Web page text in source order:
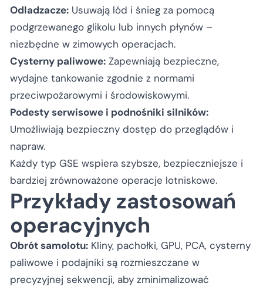
Odladzacze: Usuwają lód i śnieg za pomocą
podgrzewanego glikolu lub innych płynów –
niezbędne w zimowych operacjach.
Cysterny paliwowe: Zapewniają bezpieczne,
wydajne tankowanie zgodnie z normami
przeciwpożarowymi i środowiskowymi.
Podesty serwisowe i podnośniki silników:
Umożliwiają bezpieczny dostęp do przeglądów i
napraw.
Każdy typ GSE wspiera szybsze, bezpieczniejsze i
bardziej zrównoważone operacje lotniskowe.
Przykłady zastosowań
operacyjnych
Obrót samolotu: Kliny, pachołki, GPU, PCA, cysterny
paliwowe i podajniki są rozmieszczane w
precyzyjnej sekwencji, aby zminimalizować